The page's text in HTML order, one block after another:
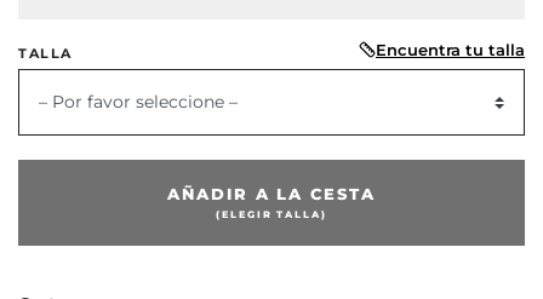
TALLA Encuentra tu talla
– Por favor seleccione –
AÑADIR A LA CESTA
(ELEGIR TALLA)